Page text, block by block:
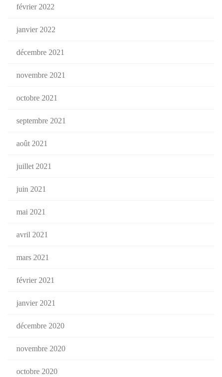
février 2022
janvier 2022
décembre 2021
novembre 2021
octobre 2021
septembre 2021
août 2021
juillet 2021
juin 2021
mai 2021
avril 2021
mars 2021
février 2021
janvier 2021
décembre 2020
novembre 2020
octobre 2020